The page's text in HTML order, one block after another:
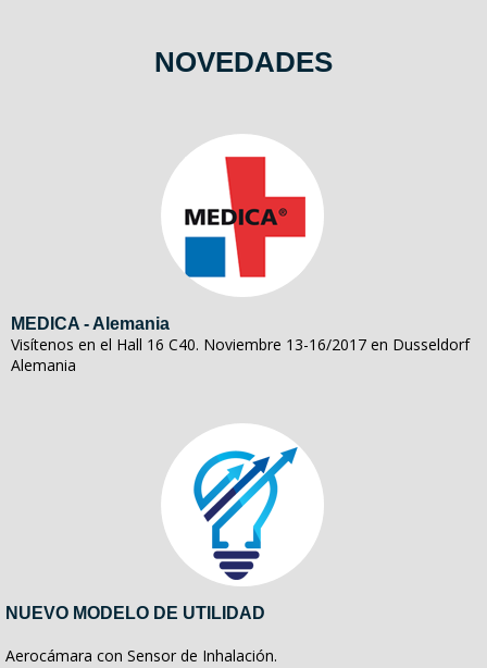
NOVEDADES
MEDICA - Alemania
Visítenos en el Hall 16 C40. Noviembre 13-16/2017 en Dusseldorf
Alemania
NUEVO MODELO DE UTILIDAD
Aerocámara con Sensor de Inhalación.